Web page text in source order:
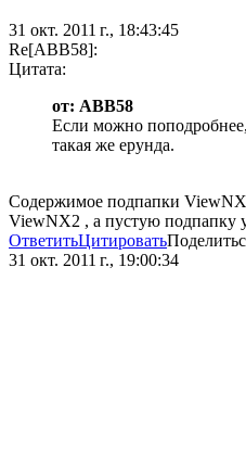
31 окт. 2011 г., 18:43:45
Re[ABB58]:
Цитата:
от: ABB58
Если можно
такая же ерунда.
Содержимое подпапки
ViewNX2 , а пустую подпапку
ОтветитьЦитировать
31 окт. 2011 г., 19:00:34